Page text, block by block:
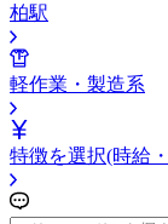
柏駅
軽作業・製造系
特徴を選択(時給